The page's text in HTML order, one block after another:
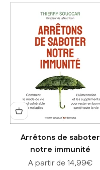
Arrêtons de saboter
notre immunité
Prix de vente
A partir de 14,99€